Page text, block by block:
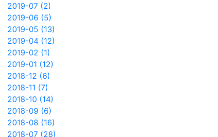
2019-07 (2)
2019-06 (5)
2019-05 (13)
2019-04 (12)
2019-02 (1)
2019-01 (12)
2018-12 (6)
2018-11 (7)
2018-10 (14)
2018-09 (6)
2018-08 (16)
2018-07 (28)